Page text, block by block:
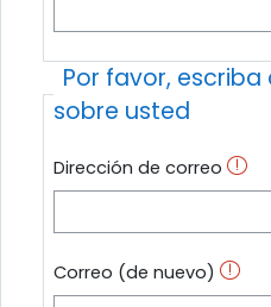
Por favor,
sobre usted
Dirección de correo
Correo (de nuevo)